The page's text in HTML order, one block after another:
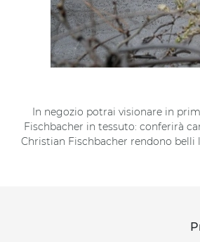
In negozio potrai visionare in
Fischbacher in tessuto: conferirà
Christian Fischbacher rendono